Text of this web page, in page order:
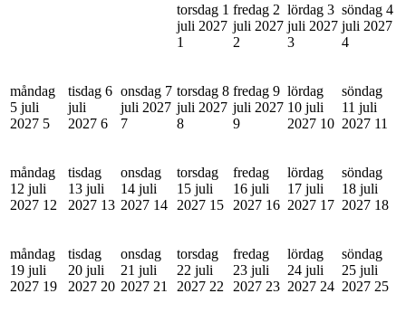
torsdag 1
juli 2027
1
fredag 2
juli 2027
2
lördag 3
juli 2027
3
söndag 4
juli 2027
4
måndag
5 juli
2027 5
tisdag 6
juli
2027 6
onsdag 7
juli 2027
7
torsdag 8
juli 2027
8
fredag 9
juli 2027
9
lördag
10 juli
2027 10
söndag
11 juli
2027 11
måndag
12 juli
2027 12
tisdag
13 juli
2027 13
onsdag
14 juli
2027 14
torsdag
15 juli
2027 15
fredag
16 juli
2027 16
lördag
17 juli
2027 17
söndag
18 juli
2027 18
måndag
19 juli
2027 19
tisdag
20 juli
2027 20
onsdag
21 juli
2027 21
torsdag
22 juli
2027 22
fredag
23 juli
2027 23
lördag
24 juli
2027 24
söndag
25 juli
2027 25